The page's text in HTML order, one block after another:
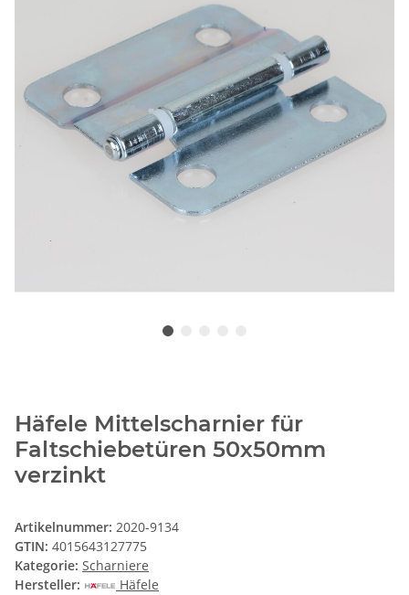
Häfele Mittelscharnier für
Faltschiebetüren 50x50mm
verzinkt
Artikelnummer: 2020-9134
GTIN: 4015643127775
Kategorie: Scharniere
Hersteller:
Häfele